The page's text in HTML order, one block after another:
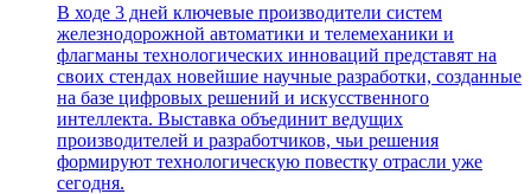
В ходе 3 дней ключевые производители систем
железнодорожной автоматики и телемеханики и
флагманы технологических инноваций представят на
своих стендах новейшие научные разработки, созданные
на базе цифровых решений и искусственного
интеллекта. Выставка объединит ведущих
производителей и разработчиков, чьи решения
формируют технологическую повестку отрасли уже
сегодня.